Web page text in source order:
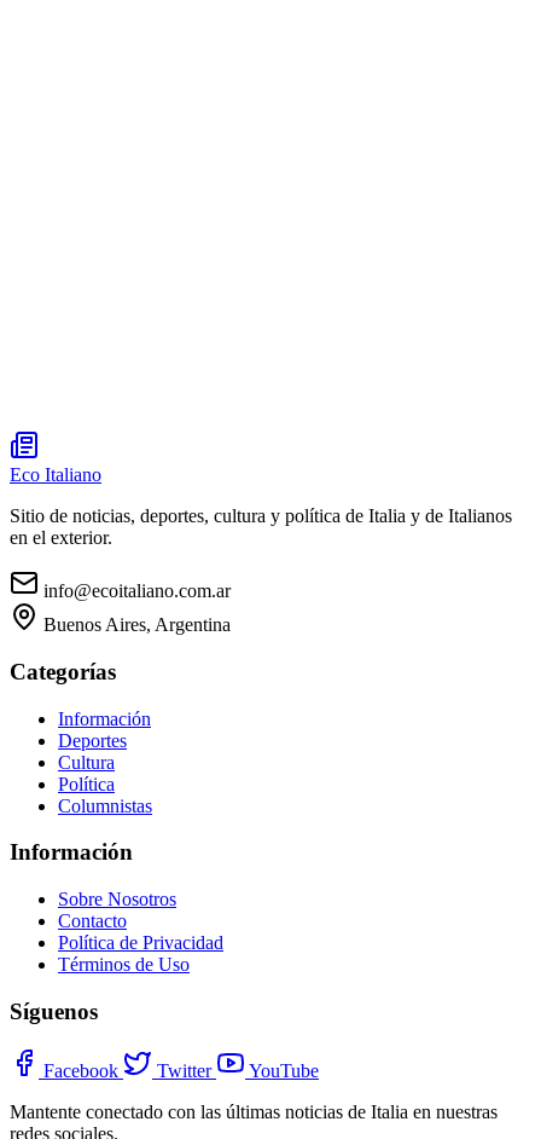
Eco Italiano
Sitio de noticias, deportes, cultura y política de Italia y de Italianos
en el exterior.
info@ecoitaliano.com.ar
Buenos Aires, Argentina
Categorías
Información
Deportes
Cultura
Política
Columnistas
Información
Sobre Nosotros
Contacto
Política de Privacidad
Términos de Uso
Síguenos
Facebook Twitter
YouTube
Mantente conectado con las últimas noticias de Italia en nuestras
redes sociales.